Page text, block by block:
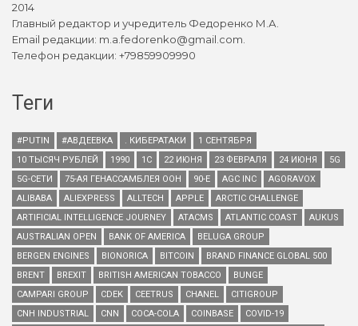
2014
Главный редактор и учредитель Федоренко М.А.
Email редакции: m.a.fedorenko@gmail.com.
Телефон редакции: +79859909990
Теги
#PUTIN #АВДЕЕВКА . КИБЕРАТАКИ
1 СЕНТЯБРЯ
10 ТЫСЯЧ РУБЛЕЙ
1990 1С 22 ИЮНЯ 23 ФЕВРАЛЯ 24 ИЮНЯ
5G
5G-СЕТИ
75-АЯ ГЕНАССАМБЛЕЯ ООН 90-Е AGC INC
AGORAVOX
ALIBABA
ALIEXPRESS ALLTECH APPLE
ARCTIC CHALLENGE
ARTIFICIAL INTELLIGENCE JOURNEY
ATACMS ATLANTIC COAST
AUKUS
AUSTRALIAN OPEN
BANK OF AMERICA
BELUGA GROUP
BERGEN ENGINES
BIONORICA BITCOIN
BRAND FINANCE GLOBAL 500
BRENT
BREXIT BRITISH AMERICAN TOBACCO
BUNGE
CAMPARI GROUP
CDEK CEETRUS CHANEL
CITIGROUP
CNH INDUSTRIAL
CNN COCA-COLA COINBASE
COVID-19